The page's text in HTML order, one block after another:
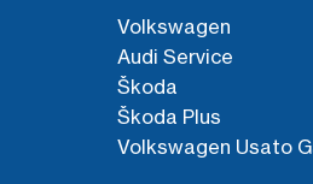
Volkswagen
Audi Service
Škoda
Škoda Plus
Volkswagen Usato